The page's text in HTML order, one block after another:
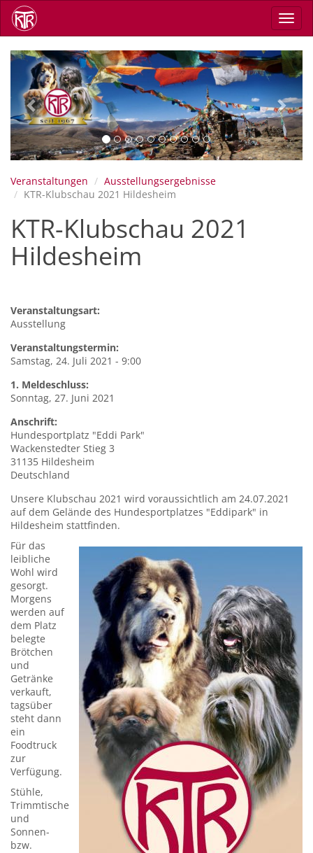
Direkt
zum
Inhalt
Previous Next
Veranstaltungen
Ausstellungsergebnisse
KTR-Klubschau 2021 Hildesheim
KTR-Klubschau 2021
Hildesheim
Veranstaltungsart:
Ausstellung
Veranstaltungstermin:
Samstag, 24. Juli 2021 - 9:00
1. Meldeschluss:
Sonntag, 27. Juni 2021
Anschrift:
Hundesportplatz "Eddi Park"
Wackenstedter Stieg 3
31135 Hildesheim
Deutschland
Unsere Klubschau 2021 wird voraussichtlich am 24.07.2021
auf dem Gelände des Hundesportplatzes "Eddipark" in
Hildesheim stattfinden.
Für das
leibliche
Wohl wird
gesorgt.
Morgens
werden auf
dem Platz
belegte
Brötchen
und
Getränke
verkauft,
tagsüber
steht dann
ein
Foodtruck
zur
Verfügung.
Stühle,
Trimmtische
und
Sonnen-
bzw.